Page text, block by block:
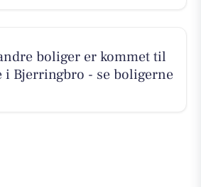
boliger er kommet til
i Bjerringbro - se boligerne